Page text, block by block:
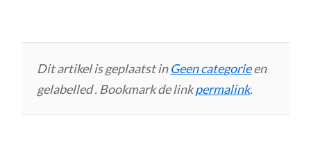
Dit artikel is geplaatst inGeen categorieen
gelabelled . Bookmark de linkpermalink.